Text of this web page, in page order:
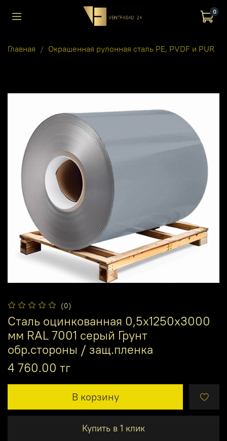
0
Главная Окрашенная рулонная сталь PE, PVDF и PUR
(0)
Сталь оцинкованная 0,5х1250х3000
мм RAL 7001 серый Грунт
обр.стороны / защ.пленка
4 760.00 тг
В корзину
Купить в 1 клик